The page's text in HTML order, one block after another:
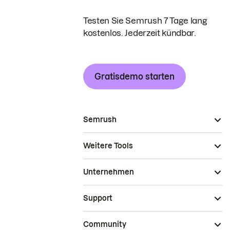
Testen Sie Semrush 7 Tage lang
kostenlos. Jederzeit kündbar.
Gratisdemo starten
Semrush
Weitere Tools
Unternehmen
Support
Community